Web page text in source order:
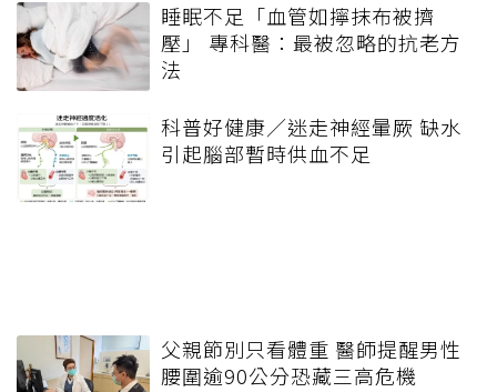
睡眠不足「血管如擰抹布被擠
壓」 專科醫：最被忽略的抗老方
法
科普好健康／迷走神經暈厥 缺水
引起腦部暫時供血不足
父親節別只看體重 醫師提醒男性
腰圍逾90公分恐藏三高危機